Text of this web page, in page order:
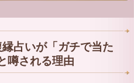
占いが「ガチで当た
噂される理由